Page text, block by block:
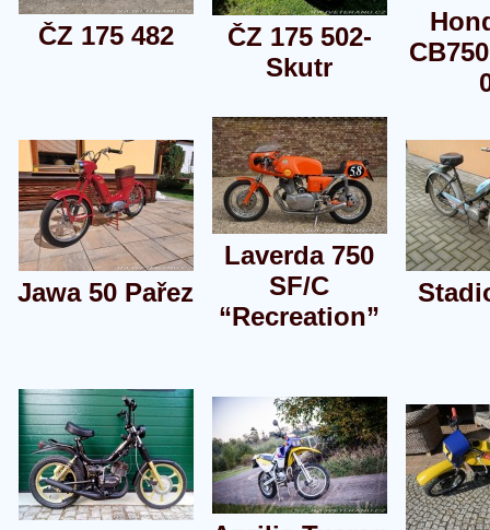
ČZ 175 482
ČZ 175 502-
Skutr
Jawa 50 Pařez
Laverda 750
SF/C
“Recreation”